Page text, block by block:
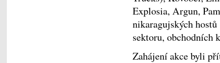
Explosia, Argun,
nikaragujských
sektoru, obchodních
Zahájení akce byli